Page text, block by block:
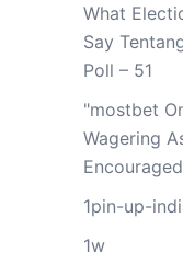
What
Say
Poll – 51
"mostbet
Wagering
1pin-up-
1w